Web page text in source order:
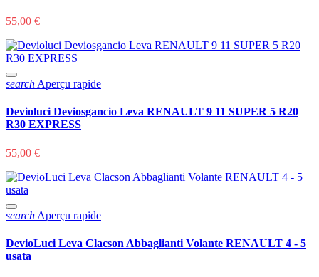
55,00 €
search Aperçu rapide
Devioluci Deviosgancio Leva RENAULT 9 11 SUPER 5 R20
R30 EXPRESS
55,00 €
search Aperçu rapide
DevioLuci Leva Clacson Abbaglianti Volante RENAULT 4 - 5
usata